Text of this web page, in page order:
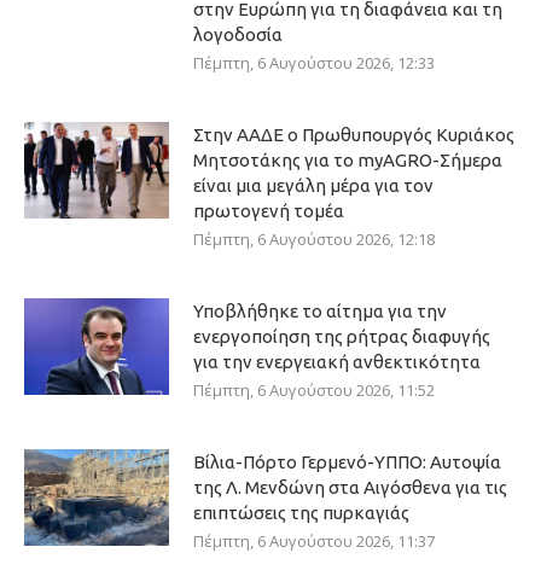
στην Ευρώπη για τη διαφάνεια και τη
λογοδοσία
Πέμπτη, 6 Αυγούστου 2026, 12:33
Στην ΑΑΔΕ ο Πρωθυπουργός Κυριάκος
Μητσοτάκης για το myAGRO-Σήμερα
είναι μια μεγάλη μέρα για τον
πρωτογενή τομέα
Πέμπτη, 6 Αυγούστου 2026, 12:18
Υποβλήθηκε το αίτημα για την
ενεργοποίηση της ρήτρας διαφυγής
για την ενεργειακή ανθεκτικότητα
Πέμπτη, 6 Αυγούστου 2026, 11:52
Βίλια-Πόρτο Γερμενό-ΥΠΠΟ: Αυτοψία
της Λ. Μενδώνη στα Αιγόσθενα για τις
επιπτώσεις της πυρκαγιάς
Πέμπτη, 6 Αυγούστου 2026, 11:37